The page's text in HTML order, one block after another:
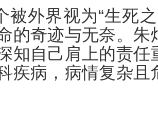
被外界视为“生死
的奇迹与无奈。
知自己肩上的责
疾病，病情复杂